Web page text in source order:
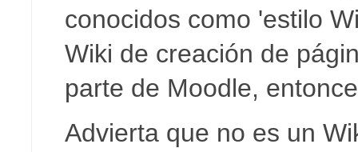
conocidos como 'estilo
Wiki de creación de
parte de Moodle,
Advierta que no es un